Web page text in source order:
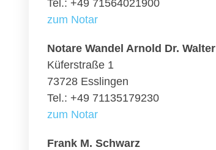
Tel.: +49 71564021900
zum Notar
Notare Wandel Arnold Dr. Walter
Küferstraße 1
73728 Esslingen
Tel.: +49 71135179230
zum Notar
Frank M. Schwarz